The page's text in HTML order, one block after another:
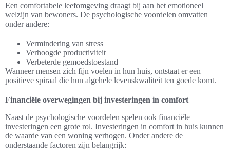
Een comfortabele leefomgeving draagt bij aan het emotioneel
welzijn van bewoners. De psychologische voordelen omvatten
onder andere:
Vermindering van stress
Verhoogde productiviteit
Verbeterde gemoedstoestand
Wanneer mensen zich fijn voelen in hun huis, ontstaat er een
positieve spiraal die hun algehele levenskwaliteit ten goede komt.
Financiële overwegingen bij investeringen in comfort
Naast de psychologische voordelen spelen ook financiële
investeringen een grote rol. Investeringen in comfort in huis kunnen
de waarde van een woning verhogen. Onder andere de
onderstaande factoren zijn belangrijk: